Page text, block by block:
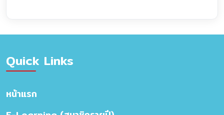
Quick Links
หน้าแรก